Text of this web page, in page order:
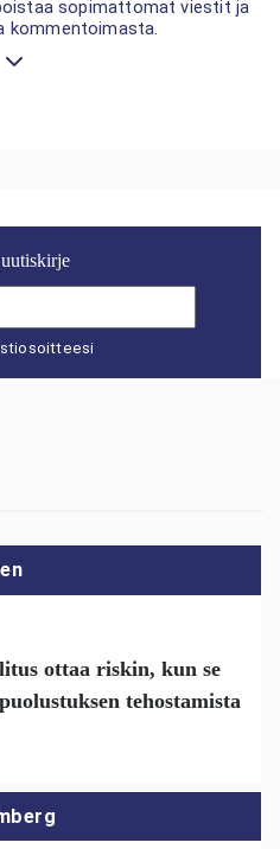
sopimattomat viestit ja
kommentoimasta.
ottaa riskin, kun se
tehostamista